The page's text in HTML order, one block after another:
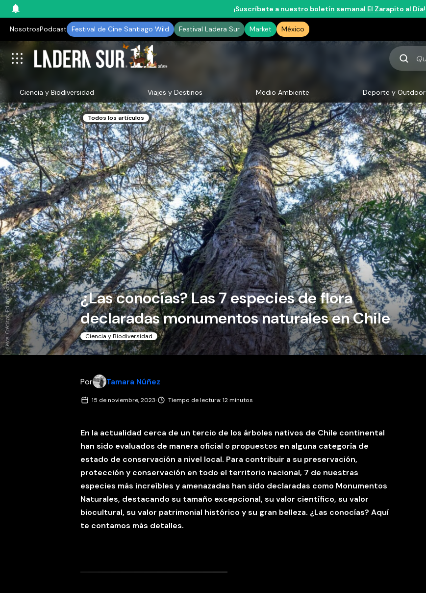
¡Suscríbete a nuestro boletín semanal El Zarapito al Día!
NosotrosPodcast Festival de Cine Santiago Wild Festival Ladera Sur Market México
Qué
buscas
Ciencia y Biodiversidad Viajes y Destinos Medio Ambiente Deporte y Outdoor
Alerce. Créditos: Eduardo Schmecda
Todos los artículos
¿Las conocías? Las 7 especies de flora
declaradas monumentos naturales en Chile
Ciencia y Biodiversidad
Por Tamara Núñez
15 de noviembre, 2023· Tiempo de lectura: 12 minutos
En la actualidad cerca de un tercio de los árboles nativos de Chile continental
han sido evaluados de manera oficial o propuestos en alguna categoría de
estado de conservación a nivel local. Para contribuir a su preservación,
protección y conservación en todo el territorio nacional, 7 de nuestras
especies más increíbles y amenazadas han sido declaradas como Monumentos
Naturales, destacando su tamaño excepcional, su valor científico, su valor
biocultural, su valor patrimonial histórico y su gran belleza. ¿Las conocías? Aquí
te contamos más detalles.